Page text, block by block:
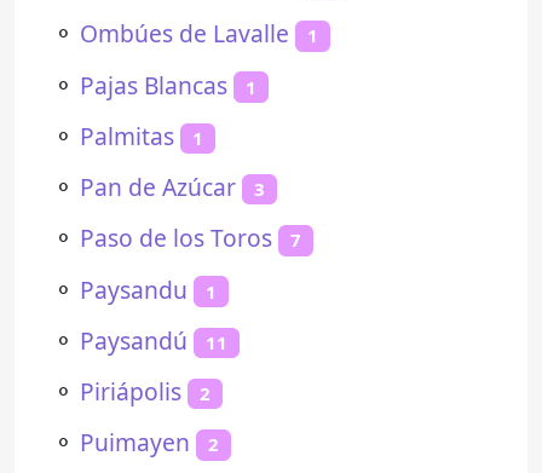
⚬ Ombúes de Lavalle 1
⚬ Pajas Blancas 1
⚬ Palmitas 1
⚬ Pan de Azúcar 3
⚬ Paso de los Toros 7
⚬ Paysandu 1
⚬ Paysandú 11
⚬ Piriápolis 2
⚬ Puimayen 2